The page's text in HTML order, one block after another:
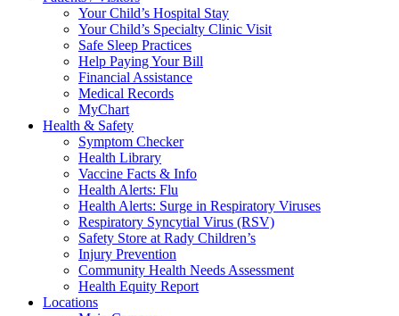
Your Child’s Hospital Stay
Your Child’s Specialty Clinic Visit
Safe Sleep Practices
Help Paying Your Bill
Financial Assistance
Medical Records
MyChart
Health & Safety
Symptom Checker
Health Library
Vaccine Facts & Info
Health Alerts: Flu
Health Alerts: Surge in Respiratory Viruses
Respiratory Syncytial Virus (RSV)
Safety Store at Rady Children’s
Injury Prevention
Community Health Needs Assessment
Health Equity Report
Locations